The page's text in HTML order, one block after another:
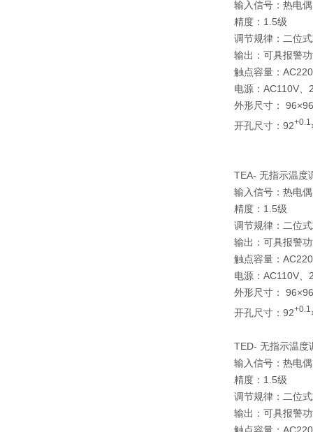
输入信号：热电
精度：1.5级
调节规律：二位
输出：可具报警
触点容量：
电源：AC110V
外形尺寸：
开孔尺寸：92+0.1
TEA- 无指示温度
输入信号：热电
精度：1.5级
调节规律：二位
输出：可具报警
触点容量：
电源：AC110V
外形尺寸：
开孔尺寸：92+0.1
TED- 无指示温度
输入信号：热电
精度：1.5级
调节规律：二位
输出：可具报警